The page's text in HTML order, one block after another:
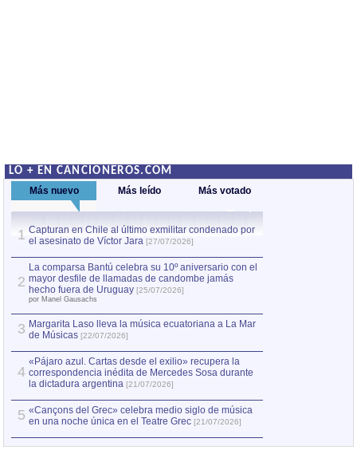
LO + EN CANCIONEROS.COM
Más nuevo Más leído Más votado
1 Capturan en Chile al último exmilitar condenado por
el asesinato de Víctor Jara [27/07/2026]
2
La comparsa Bantú celebra su 10º aniversario con el
mayor desfile de llamadas de candombe jamás
hecho fuera de Uruguay [25/07/2026]
por Manel Gausachs
3 Margarita Laso lleva la música ecuatoriana a La Mar
de Músicas [22/07/2026]
4
«Pájaro azul. Cartas desde el exilio» recupera la
correspondencia inédita de Mercedes Sosa durante
la dictadura argentina [21/07/2026]
5 «Cançons del Grec» celebra medio siglo de música
en una noche única en el Teatre Grec [21/07/2026]